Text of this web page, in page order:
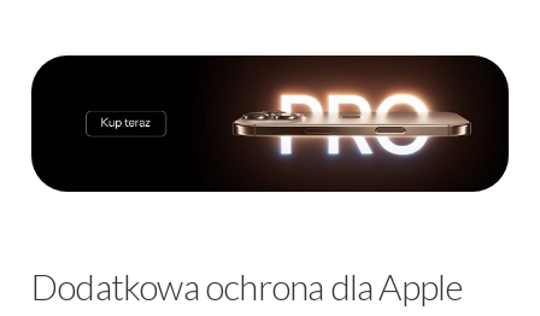
Dodatkowa ochrona dla Apple